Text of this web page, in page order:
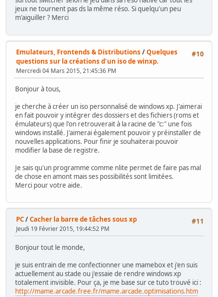
jeux ne tournent pas ds la même réso. Si quelqu'un peu
m'aiguiller ? Merci
#10
Emulateurs, Frontends & Distributions /Quelques
questions sur la créations d'un iso de winxp.
Mercredi 04 Mars 2015, 21:45:36 PM
Bonjour à tous,
je cherche à créer un iso personnalisé de windows xp. J'aimerai
en fait pouvoir y intégrer des dossiers et des fichiers (roms et
émulateurs) que l'on retrouverait à la racine de "c:" une fois
windows installé. J'aimerai également pouvoir y préinstaller de
nouvelles applications. Pour finir je souhaiterai pouvoir
modifier la base de registre.
Je sais qu'un programme comme nlite permet de faire pas mal
de chose en amont mais ses possibilités sont limitées.
Merci pour votre aide.
#11
PC/Cacher la barre de tâches sous xp
Jeudi 19 Février 2015, 19:44:52 PM
Bonjour tout le monde,
je suis entrain de me confectionner une mamebox et j'en suis
actuellement au stade ou j'essaie de rendre windows xp
totalement invisible. Pour ça, je me base sur ce tuto trouvé ici :
http://mame.arcade.free.fr/mame.arcade.optimisations.htm